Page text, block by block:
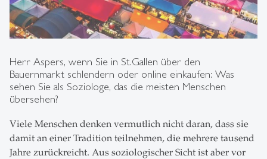
Herr Aspers, wenn Sie in St.Gallen über den
Bauernmarkt schlendern oder online einkaufen: Was
sehen Sie als Soziologe, das die meisten Menschen
übersehen?
Viele Menschen denken vermutlich nicht daran, dass sie
damit an einer Tradition teilnehmen, die mehrere tausend
Jahre zurückreicht. Aus soziologischer Sicht ist aber vor